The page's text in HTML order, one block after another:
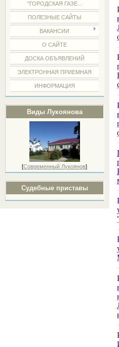
"ГОРОДСКАЯ ГАЗЕ...
ПОЛЕЗНЫЕ САЙТЫ
ВАКАНСИИ
О САЙТЕ
ДОСКА ОБЪЯВЛЕНИЙ
ЭЛЕКТРОННАЯ ПРИЕМНАЯ
ИНФОРМАЦИЯ
Виды Лукоянова
[Современный Лукоянов]
Судебные приставы